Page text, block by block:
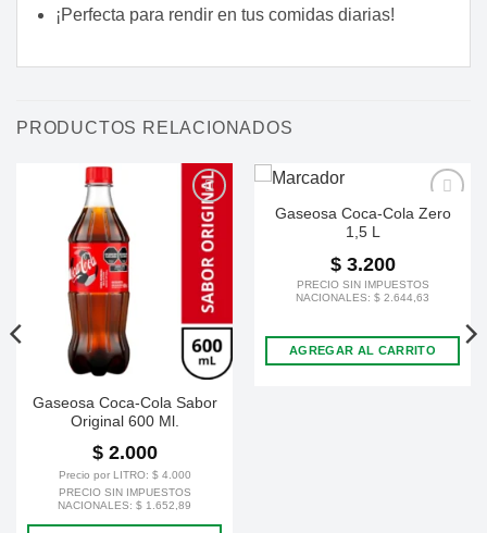
¡Perfecta para rendir en tus comidas diarias!
PRODUCTOS RELACIONADOS
Gaseosa Coca-Cola Sabor
Original 600 Ml.
$2.000
Precio por LITRO: $4.000
PRECIO SIN IMPUESTOS
NACIONALES: $ 1.652,89
Gaseosa Coca-Cola Zero
1,5 L
$3.200
PRECIO SIN IMPUESTOS
NACIONALES: $ 2.644,63
AGREGAR AL CARRITO